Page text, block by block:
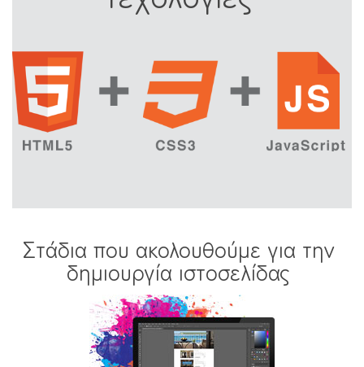
Στάδια που ακολουθούμε για την
δημιουργία ιστοσελίδας